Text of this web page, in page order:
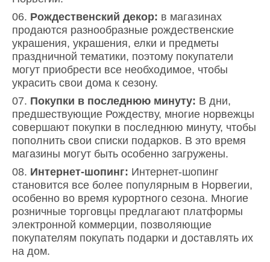
Рождественский декор: в магазинах
продаются разнообразные рождественские
украшения, украшения, елки и предметы
праздничной тематики, поэтому покупатели
могут приобрести все необходимое, чтобы
украсить свои дома к сезону.
Покупки в последнюю минуту: В дни,
предшествующие Рождеству, многие норвежцы
совершают покупки в последнюю минуту, чтобы
пополнить свои списки подарков. В это время
магазины могут быть особенно загружены.
Интернет-шопинг: Интернет-шопинг
становится все более популярным в Норвегии,
особенно во время курортного сезона. Многие
розничные торговцы предлагают платформы
электронной коммерции, позволяющие
покупателям покупать подарки и доставлять их
на дом.